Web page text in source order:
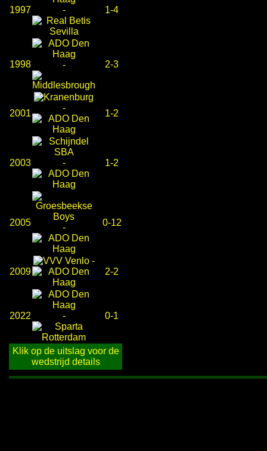
1997 - 1-4
1998 - 2-3
2001
-
1-2
2003 - 1-2
2005 - 0-12
2009
-
2-2
2022 - 0-1
Klik op de uitslag voor de
wedstrijd details